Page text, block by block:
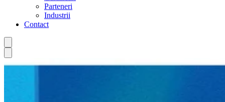
Parteneri
Industrii
Contact